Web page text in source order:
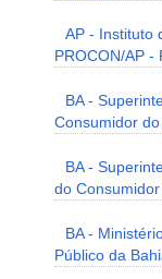
AP - Instituto
PROCON/AP -
BA -
Consumidor
BA -
do
BA -
Público da